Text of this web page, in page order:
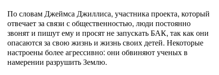
По словам Джеймса Джиллиса, участника проекта, который
отвечает за связи с общественностью, люди постоянно
звонят и пишут ему и просят не запускать БАК, так как они
опасаются за свою жизнь и жизнь своих детей. Некоторые
настроены более агрессивно: они обвиняют ученых в
намерении разрушить Землю.